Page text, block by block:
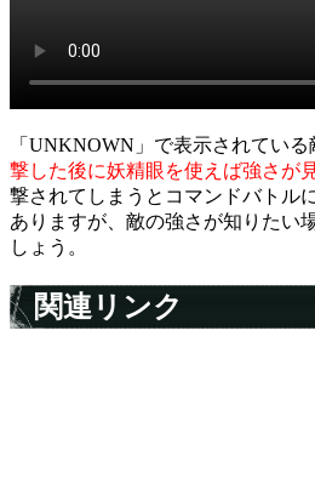
「UNKNOWN」で表示されている
撃した後に妖精眼を使えば強さが
撃されてしまうとコマンドバトル
ありますが、敵の強さが知りたい
しょう。
関連リンク